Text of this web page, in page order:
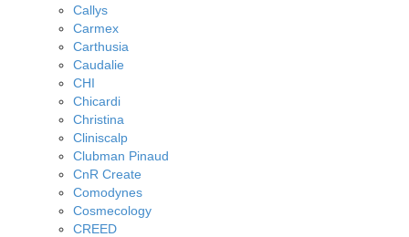
Callys
Carmex
Carthusia
Caudalie
CHI
Chicardi
Christina
Cliniscalp
Clubman Pinaud
CnR Create
Comodynes
Cosmecology
CREED